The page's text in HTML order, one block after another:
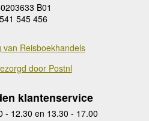
B01
545 456
van Reisboekhandels
door Postnl
klantenservice
- 12.30 en 13.30 - 17.00